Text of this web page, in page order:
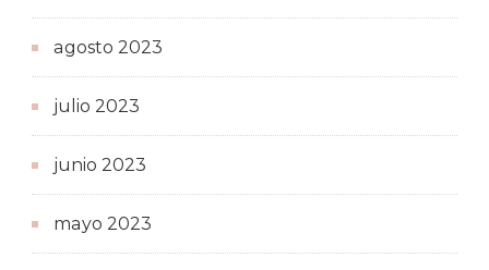
agosto 2023
julio 2023
junio 2023
mayo 2023